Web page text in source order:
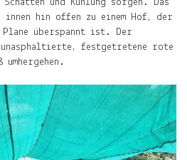
und Kühlung sorgen. Das
hin offen zu einem Hof, der
überspannt ist. Der
festgetretene rote